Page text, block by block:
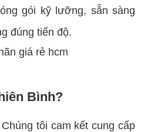
gói kỹ lưỡng, sẵn sàng
đúng tiến độ.
Bình?
tôi cam kết cung cấp